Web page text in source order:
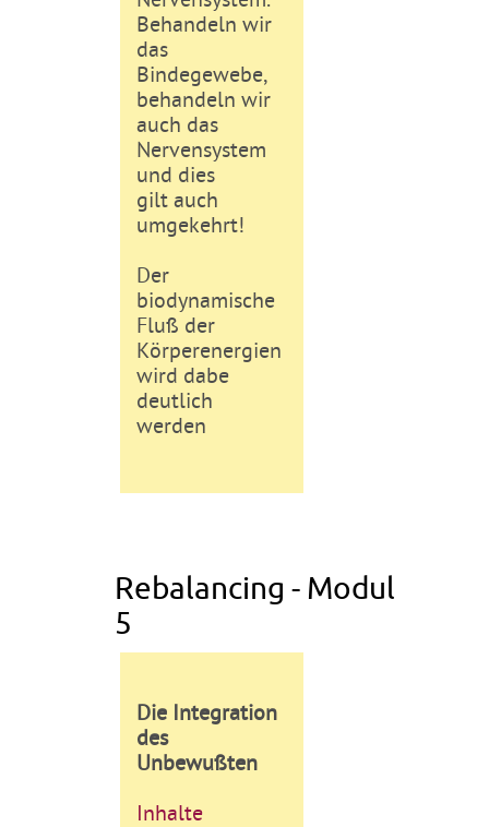
Behandeln wir
das
Bindegewebe,
behandeln wir
auch das
Nervensystem
und dies
gilt auch
umgekehrt!
Der
biodynamische
Fluß der
Körperenergien
wird dabe
deutlich
werden
Rebalancing - Modul
5
Die Integration
des
Unbewußten
Inhalte